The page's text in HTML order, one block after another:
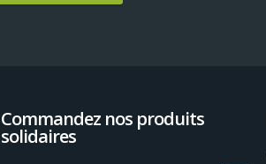
Commandez nos produits
solidaires